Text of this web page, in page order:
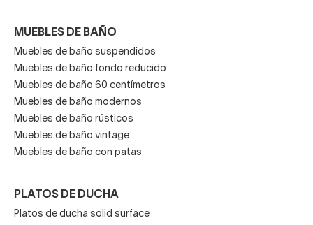
MUEBLES DE BAÑO
Muebles de baño suspendidos
Muebles de baño fondo reducido
Muebles de baño 60 centímetros
Muebles de baño modernos
Muebles de baño rústicos
Muebles de baño vintage
Muebles de baño con patas
PLATOS DE DUCHA
Platos de ducha solid surface